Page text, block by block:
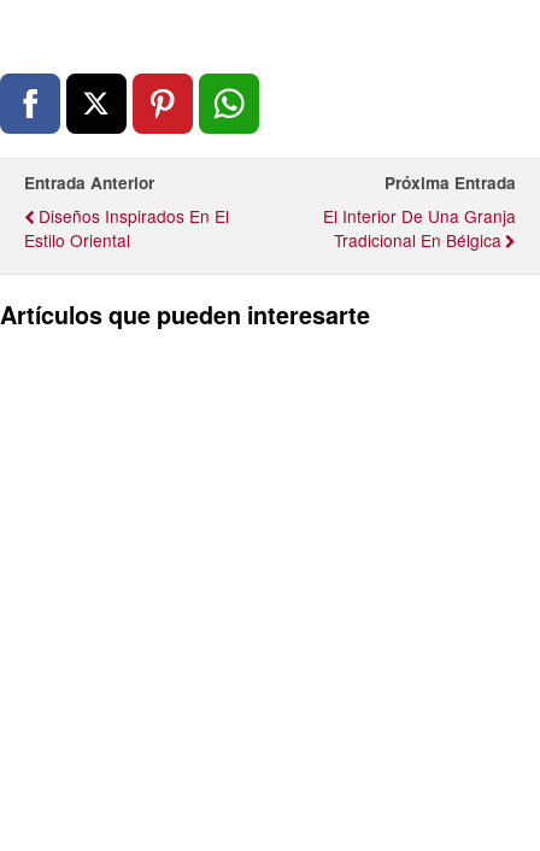
Entrada Anterior
Diseños Inspirados En El
Estilo Oriental
Próxima Entrada
El Interior De Una Granja
Tradicional En Bélgica
Artículos que pueden interesarte